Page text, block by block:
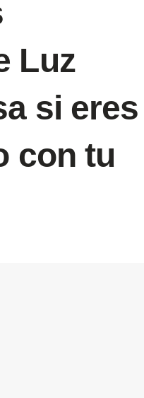
Luz
si eres
con tu